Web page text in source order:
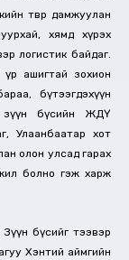
төвөөр дамжуулан
хямд хүрэх
логистик байдаг.
үр ашигтай зохион
бүтээгдэхүүн
зүүн бүсийн ЖДҮ
Улаанбаатар хот
олон улсад гарах
болно гэж харж
Зүүн бүсийг тээвэр
Хэнтий аймгийн